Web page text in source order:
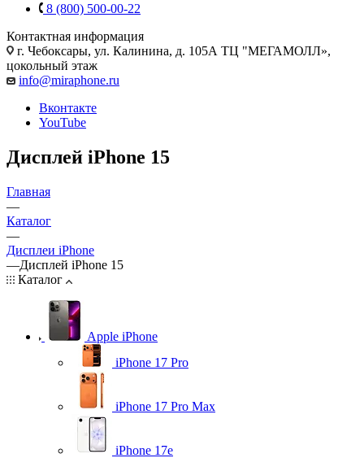
8 (800) 500-00-22
Контактная информация
г. Чебоксары, ул. Калинина, д. 105А ТЦ "МЕГАМОЛЛ»,
цокольный этаж
info@miraphone.ru
Вконтакте
YouTube
Дисплей iPhone 15
Главная
—
Каталог
—
Дисплеи iPhone
—Дисплей iPhone 15
Каталог
Apple iPhone
iPhone 17 Pro
iPhone 17 Pro Max
iPhone 17e